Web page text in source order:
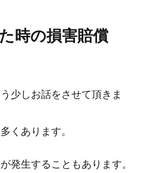
時の損害賠償
少しお話をさせて頂きま
くあります。
発生することもあります。